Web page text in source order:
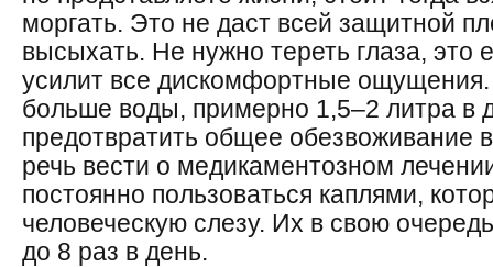
моргать. Это не даст всей защитной
высыхать. Не нужно тереть глаза,
усилит все дискомфортные ощущения.
больше воды, примерно 1,5–2 литра в
предотвратить общее обезвоживание
речь вести о медикаментозном
постоянно пользоваться каплями,
человеческую слезу. Их в свою
до 8 раз в день.